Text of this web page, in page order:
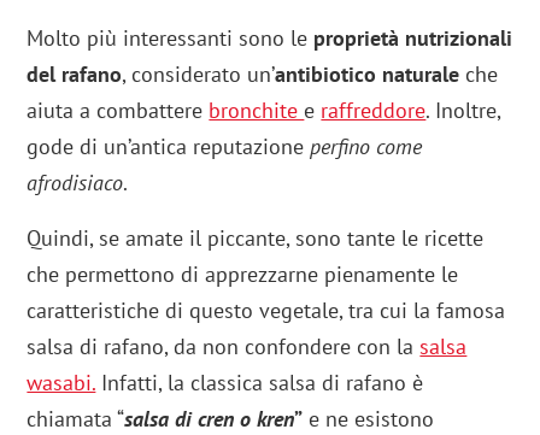
Molto più interessanti sono le proprietà nutrizionali
del rafano, considerato un’antibiotico naturale che
aiuta a combattere bronchite e raffreddore. Inoltre,
gode di un’antica reputazioneperfino come
afrodisiaco.
Quindi, se amate il piccante, sono tante le ricette
che permettono di apprezzarne pienamente le
caratteristiche di questo vegetale, tra cui la famosa
salsa di rafano, da non confondere con la salsa
wasabi. Infatti, la classica salsa di rafano è
chiamata “salsa di cren o kren” e ne esistono